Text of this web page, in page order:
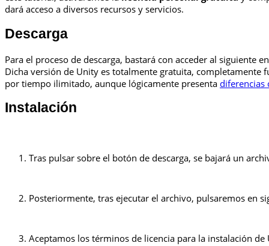
dará acceso a diversos recursos y servicios.
Descarga
Para el proceso de descarga, bastará con acceder al siguiente
Dicha versión de Unity es totalmente gratuita,
por tiempo ilimitado, aunque lógicamente presenta diferencias
Instalación
Tras pulsar sobre el botón de descarga, se bajará un
Posteriormente, tras ejecutar el archivo, pulsaremos en
Aceptamos los términos de licencia para la instalación